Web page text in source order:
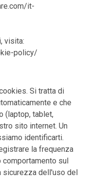
it-
visita:
policy/
Si tratta di
e che
(laptop, tablet,
sito internet. Un
identificarti.
la frequenza
sul
sicurezza dell'uso del